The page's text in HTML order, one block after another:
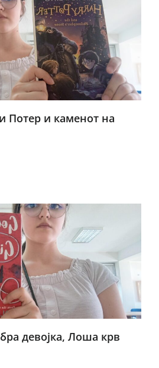
Потер и каменот на
девојка, Лоша крв